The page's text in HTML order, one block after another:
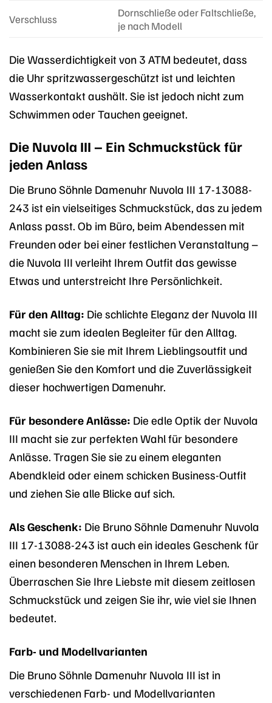
Verschluss
Dornschließe oder Faltschließe,
je nach Modell
Die Wasserdichtigkeit von 3 ATM bedeutet, dass
die Uhr spritzwassergeschützt ist und leichten
Wasserkontakt aushält. Sie ist jedoch nicht zum
Schwimmen oder Tauchen geeignet.
Die Nuvola III – Ein Schmuckstück für
jeden Anlass
Die Bruno Söhnle Damenuhr Nuvola III 17-13088-
243 ist ein vielseitiges Schmuckstück, das zu jedem
Anlass passt. Ob im Büro, beim Abendessen mit
Freunden oder bei einer festlichen Veranstaltung –
die Nuvola III verleiht Ihrem Outfit das gewisse
Etwas und unterstreicht Ihre Persönlichkeit.
Für den Alltag: Die schlichte Eleganz der Nuvola III
macht sie zum idealen Begleiter für den Alltag.
Kombinieren Sie sie mit Ihrem Lieblingsoutfit und
genießen Sie den Komfort und die Zuverlässigkeit
dieser hochwertigen Damenuhr.
Für besondere Anlässe: Die edle Optik der Nuvola
III macht sie zur perfekten Wahl für besondere
Anlässe. Tragen Sie sie zu einem eleganten
Abendkleid oder einem schicken Business-Outfit
und ziehen Sie alle Blicke auf sich.
Als Geschenk: Die Bruno Söhnle Damenuhr Nuvola
III 17-13088-243 ist auch ein ideales Geschenk für
einen besonderen Menschen in Ihrem Leben.
Überraschen Sie Ihre Liebste mit diesem zeitlosen
Schmuckstück und zeigen Sie ihr, wie viel sie Ihnen
bedeutet.
Farb- und Modellvarianten
Die Bruno Söhnle Damenuhr Nuvola III ist in
verschiedenen Farb- und Modellvarianten